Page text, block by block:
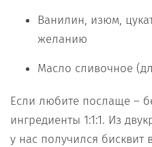
Ванилин, изюм,
желанию
Масло сливочное
Если любите послаще –
ингредиенты 1:1:1. Из
у нас получился бисквит